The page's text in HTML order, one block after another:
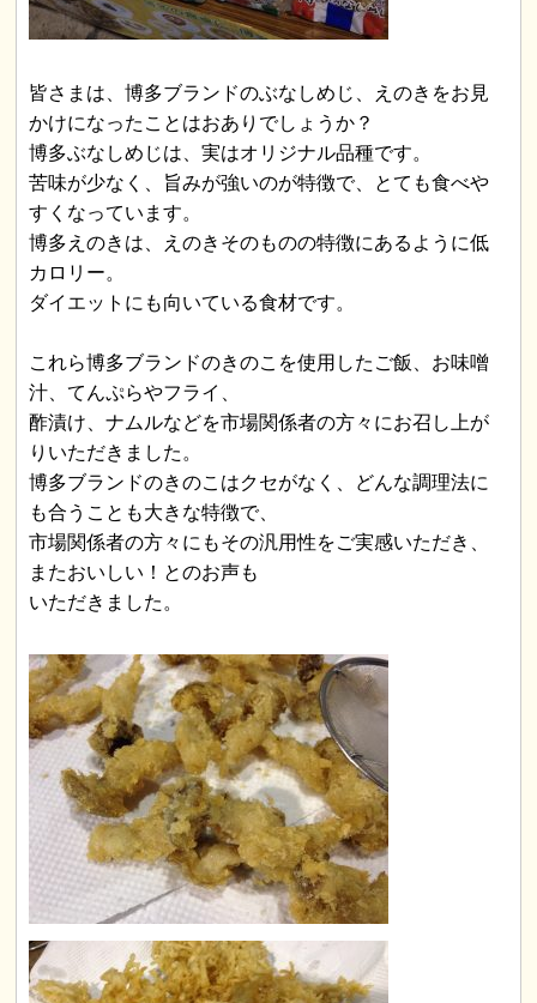
皆さまは、博多ブランドのぶなしめじ、えのきをお見
かけになったことはおありでしょうか？
博多ぶなしめじは、実はオリジナル品種です。
苦味が少なく、旨みが強いのが特徴で、とても食べや
すくなっています。
博多えのきは、えのきそのものの特徴にあるように低
カロリー。
ダイエットにも向いている食材です。
これら博多ブランドのきのこを使用したご飯、お味噌
汁、てんぷらやフライ、
酢漬け、ナムルなどを市場関係者の方々にお召し上が
りいただきました。
博多ブランドのきのこはクセがなく、どんな調理法に
も合うことも大きな特徴で、
市場関係者の方々にもその汎用性をご実感いただき、
またおいしい！とのお声も
いただきました。